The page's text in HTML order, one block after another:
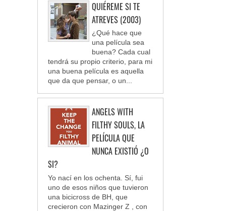
QUIÉREME SI TE
ATREVES (2003)
¿Qué hace que
una película sea
buena? Cada cual
tendrá su propio criterio, para mi
una buena película es aquella
que da que pensar, o un...
ANGELS WITH
FILTHY SOULS, LA
PELÍCULA QUE
NUNCA EXISTIÓ ¿O
SI?
Yo nací en los ochenta. Sí, fui
uno de esos niños que tuvieron
una bicicross de BH, que
crecieron con Mazinger Z , con